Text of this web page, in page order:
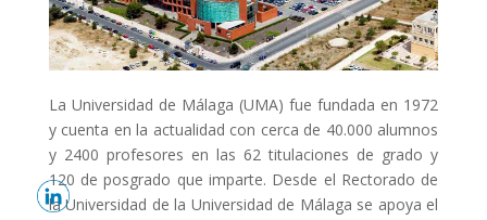
La Universidad de Málaga (UMA) fue fundada en 1972
y cuenta en la actualidad con cerca de 40.000 alumnos
y 2400 profesores en las 62 titulaciones de grado y
120 de posgrado que imparte. Desde el Rectorado de
la Universidad de la Universidad de Málaga se apoya el